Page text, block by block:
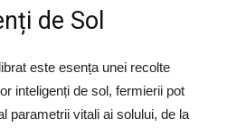
de Sol
este esența unei recolte
inteligenți de sol, fermierii pot
parametrii vitali ai solului, de la